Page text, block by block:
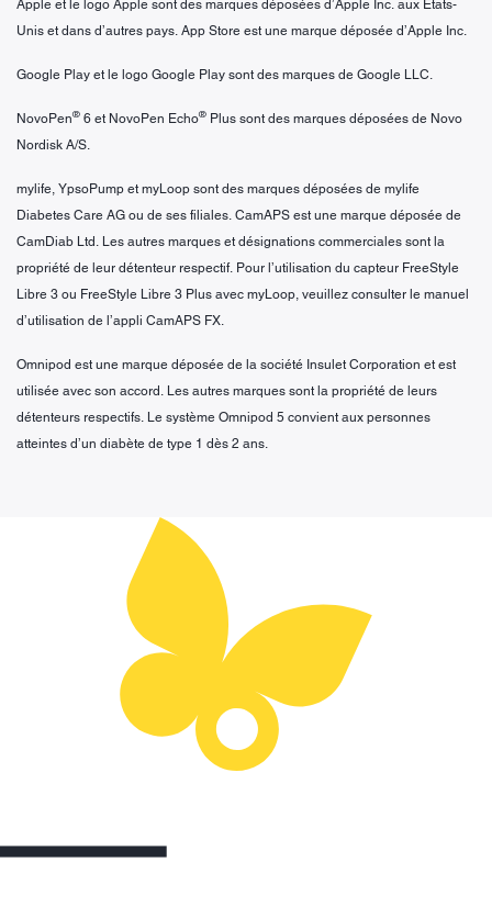
Apple et le logo Apple sont des marques déposées d’Apple Inc. aux États-
Unis et dans d’autres pays. App Store est une marque déposée d’Apple Inc.
Google Play et le logo Google Play sont des marques de Google LLC.
NovoPen® 6 et NovoPen Echo® Plus sont des marques déposées de Novo
Nordisk A/S.
mylife, YpsoPump et myLoop sont des marques déposées de mylife
Diabetes Care AG ou de ses filiales. CamAPS est une marque déposée de
CamDiab Ltd. Les autres marques et désignations commerciales sont la
propriété de leur détenteur respectif. Pour l’utilisation du capteur FreeStyle
Libre 3 ou FreeStyle Libre 3 Plus avec myLoop, veuillez consulter le manuel
d’utilisation de l’appli CamAPS FX.
Omnipod est une marque déposée de la société Insulet Corporation et est
utilisée avec son accord. Les autres marques sont la propriété de leurs
détenteurs respectifs. Le système Omnipod 5 convient aux personnes
atteintes d’un diabète de type 1 dès 2 ans.